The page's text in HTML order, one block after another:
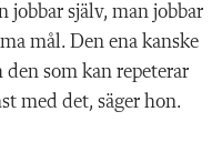
jobbar själv, man jobbar
mål. Den ena kanske
som kan repeterar
med det, säger hon.